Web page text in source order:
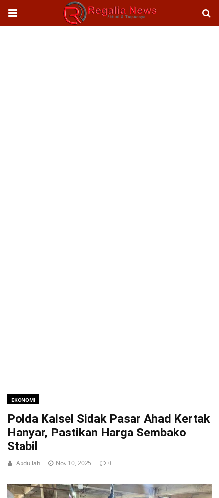
EKONOMI
Polda Kalsel Sidak Pasar Ahad Kertak
Hanyar, Pastikan Harga Sembako
Stabil
Abdullah Nov 10, 2025 0